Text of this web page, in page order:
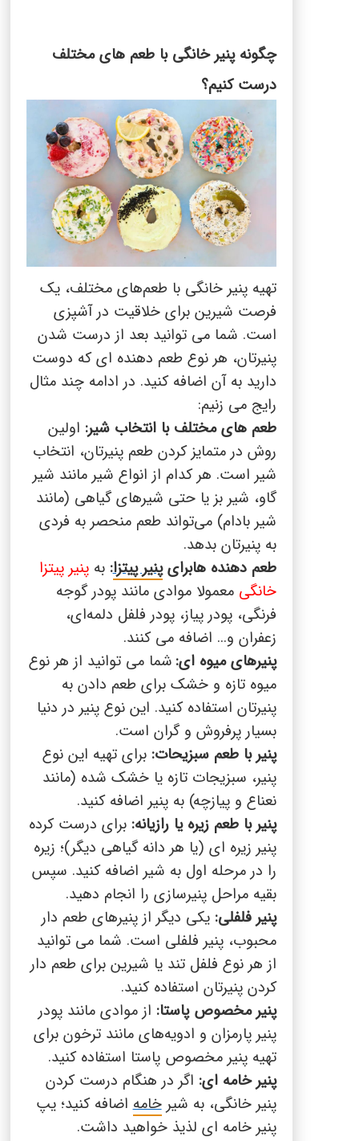
چگونه پنیر خانگی با طعم های مختلف
درست کنیم؟
تهیه پنیر خانگی با طعم‌های مختلف، یک
فرصت شیرین برای خلاقیت در آشپزی
است. شما می توانید بعد از درست شدن
پنیرتان، هر نوع طعم دهنده ای که دوست
دارید به آن اضافه کنید. در ادامه چند مثال
رایج می زنیم:
طعم های مختلف با انتخاب شیر: اولین
روش در متمایز کردن طعم پنیرتان، انتخاب
شیر است. هر کدام از انواع شیر مانند شیر
گاو، شیر بز یا حتی شیرهای گیاهی (مانند
شیر بادام) می‌تواند طعم منحصر به فردی
به پنیرتان بدهد.
طعم دهنده هابرایپنیر پیتزا: بهپنیر پیتزا
خانگیمعمولا موادی مانند پودر گوجه
فرنگی، پودر پیاز، پودر فلفل دلمه‌ای،
زعفران و... اضافه می کنند.
پنیرهای میوه ای: شما می توانید از هر نوع
میوه تازه و خشک برای طعم دادن به
پنیرتان استفاده کنید. این نوع پنیر در دنیا
بسیار پرفروش و گران است.
پنیر با طعم سبزیحات: برای تهیه این نوع
پنیر، سبزیجات تازه یا خشک شده (مانند
نعناع و پیازچه) به پنیر اضافه کنید.
پنیر با طعم زیره یا رازیانه: برای درست کرده
پنیر زیره ای (یا هر دانه گیاهی دیگر)؛ زیره
را در مرحله اول به شیر اضافه کنید. سپس
بقیه مراحل پنیرسازی را انجام دهید.
پنیر فلفلی: یکی دیگر از پنیرهای طعم دار
محبوب، پنیر فلفلی است. شما می توانید
از هر نوع فلفل تند یا شیرین برای طعم دار
کردن پنیرتان استفاده کنید.
پنیر مخصوص پاستا: از موادی مانند پودر
پنیر پارمزان و ادویه‌های مانند ترخون برای
تهیه پنیر مخصوص پاستا استفاده کنید.
پنیر خامه ای: اگر در هنگام درست کردن
پنیر خانگی، به شیرخامهاضافه کنید؛ یپ
پنیر خامه ای لذیذ خواهید داشت.